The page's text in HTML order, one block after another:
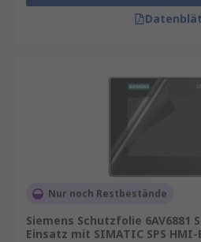
Nur noch Restbestände
Siemens Schutzfolie 6AV6881
Einsatz mit SIMATIC SPS